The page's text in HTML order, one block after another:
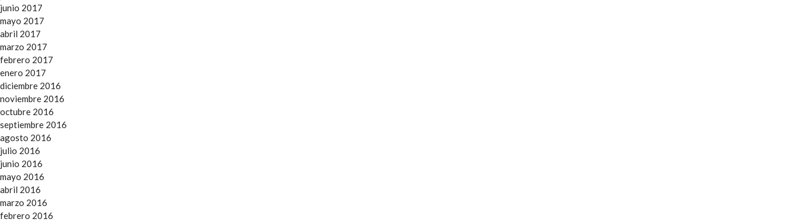
junio 2017
mayo 2017
abril 2017
marzo 2017
febrero 2017
enero 2017
diciembre 2016
noviembre 2016
octubre 2016
septiembre 2016
agosto 2016
julio 2016
junio 2016
mayo 2016
abril 2016
marzo 2016
febrero 2016